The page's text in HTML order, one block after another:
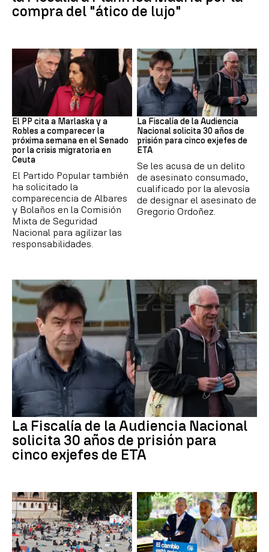
compra del "ático de lujo"
Crisis Migratoria
El PP cita a Marlaska y a
Robles a comparecer la
próxima semana en el Senado
por la crisis migratoria en
Ceuta
El Partido Popular también
ha solicitado la
comparecencia de Albares
y Bolaños en la Comisión
Mixta de Seguridad
Nacional para agilizar las
responsabilidades.
ETA
La Fiscalía de la Audiencia
Nacional solicita 30 años de
prisión para cinco exjefes de
ETA
Se les acusa de un delito
de asesinato consumado,
cualificado por la alevosía
de designar el asesinato de
Gregorio Ordoñez.
La Fiscalía de la Audiencia Nacional
solicita 30 años de prisión para
cinco exjefes de ETA